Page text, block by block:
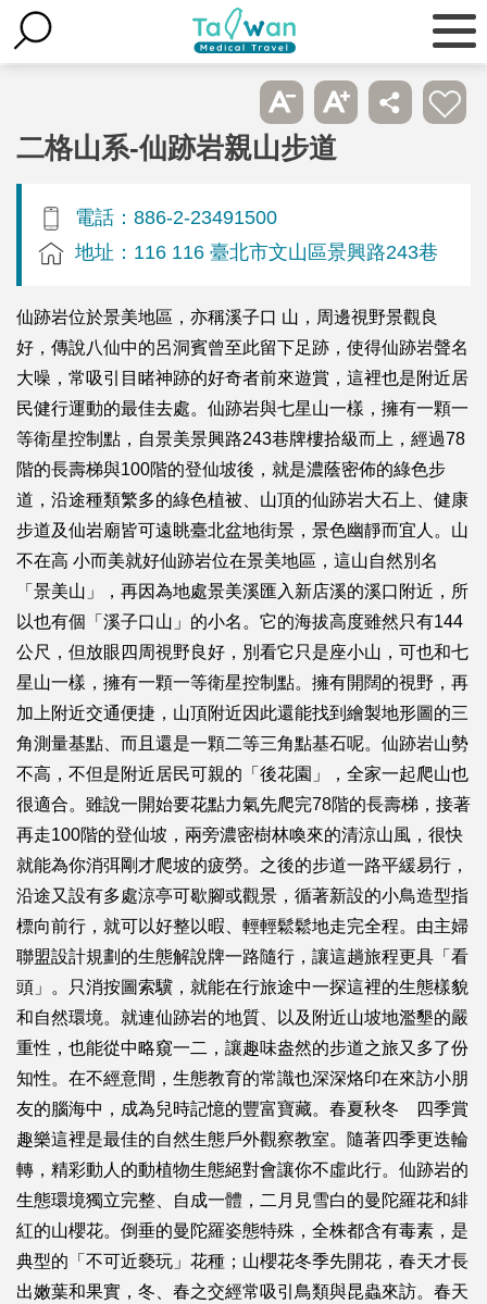
二格山系-仙跡岩親山步道
電話：886-2-23491500
地址：116 116 臺北市文山區景興路243巷
仙跡岩位於景美地區，亦稱溪子口 山，周邊視野景觀良
好，傳說八仙中的呂洞賓曾至此留下足跡，使得仙跡岩聲名
大噪，常吸引目睹神跡的好奇者前來遊賞，這裡也是附近居
民健行運動的最佳去處。仙跡岩與七星山一樣，擁有一顆一
等衛星控制點，自景美景興路243巷牌樓拾級而上，經過78
階的長壽梯與100階的登仙坡後，就是濃蔭密佈的綠色步
道，沿途種類繁多的綠色植被、山頂的仙跡岩大石上、健康
步道及仙岩廟皆可遠眺臺北盆地街景，景色幽靜而宜人。山
不在高 小而美就好仙跡岩位在景美地區，這山自然別名
「景美山」，再因為地處景美溪匯入新店溪的溪口附近，所
以也有個「溪子口山」的小名。它的海拔高度雖然只有144
公尺，但放眼四周視野良好，別看它只是座小山，可也和七
星山一樣，擁有一顆一等衛星控制點。擁有開闊的視野，再
加上附近交通便捷，山頂附近因此還能找到繪製地形圖的三
角測量基點、而且還是一顆二等三角點基石呢。仙跡岩山勢
不高，不但是附近居民可親的「後花園」，全家一起爬山也
很適合。雖說一開始要花點力氣先爬完78階的長壽梯，接著
再走100階的登仙坡，兩旁濃密樹林喚來的清涼山風，很快
就能為你消弭剛才爬坡的疲勞。之後的步道一路平緩易行，
沿途又設有多處涼亭可歇腳或觀景，循著新設的小鳥造型指
標向前行，就可以好整以暇、輕輕鬆鬆地走完全程。由主婦
聯盟設計規劃的生態解說牌一路隨行，讓這趟旅程更具「看
頭」。只消按圖索驥，就能在行旅途中一探這裡的生態樣貌
和自然環境。就連仙跡岩的地質、以及附近山坡地濫墾的嚴
重性，也能從中略窺一二，讓趣味盎然的步道之旅又多了份
知性。在不經意間，生態教育的常識也深深烙印在來訪小朋
友的腦海中，成為兒時記憶的豐富寶藏。春夏秋冬 四季賞
趣樂這裡是最佳的自然生態戶外觀察教室。隨著四季更迭輪
轉，精彩動人的動植物生態絕對會讓你不虛此行。仙跡岩的
生態環境獨立完整、自成一體，二月見雪白的曼陀羅花和緋
紅的山櫻花。倒垂的曼陀羅姿態特殊，全株都含有毒素，是
典型的「不可近褻玩」花種；山櫻花冬季先開花，春天才長
出嫩葉和果實，冬、春之交經常吸引鳥類與昆蟲來訪。春天